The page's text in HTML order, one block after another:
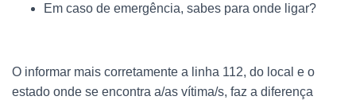
Em caso de emergência, sabes para onde ligar?
O informar mais corretamente a linha 112, do local e o
estado onde se encontra a/as vítima/s, faz a diferença